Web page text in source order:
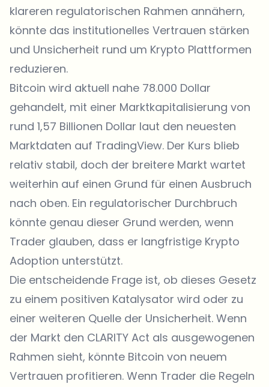
klareren regulatorischen Rahmen annähern,
könnte das institutionelles Vertrauen stärken
und Unsicherheit rund um Krypto Plattformen
reduzieren.
Bitcoin wird aktuell nahe 78.000 Dollar
gehandelt, mit einer Marktkapitalisierung von
rund 1,57 Billionen Dollar laut den neuesten
Marktdaten auf TradingView. Der Kurs blieb
relativ stabil, doch der breitere Markt wartet
weiterhin auf einen Grund für einen Ausbruch
nach oben. Ein regulatorischer Durchbruch
könnte genau dieser Grund werden, wenn
Trader glauben, dass er langfristige Krypto
Adoption unterstützt.
Die entscheidende Frage ist, ob dieses Gesetz
zu einem positiven Katalysator wird oder zu
einer weiteren Quelle der Unsicherheit. Wenn
der Markt den CLARITY Act als ausgewogenen
Rahmen sieht, könnte Bitcoin von neuem
Vertrauen profitieren. Wenn Trader die Regeln